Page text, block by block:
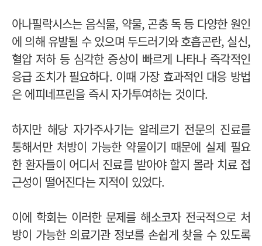
아나필락시스는 음식물, 약물, 곤충 독 등 다양한 원인
에 의해 유발될 수 있으며 두드러기와 호흡곤란, 실신,
혈압 저하 등 심각한 증상이 빠르게 나타나 즉각적인
응급 조치가 필요하다. 이때 가장 효과적인 대응 방법
은 에피네프린을 즉시 자가투여하는 것이다.
하지만 해당 자가주사기는 알레르기 전문의 진료를
통해서만 처방이 가능한 약물이기 때문에 실제 필요
한 환자들이 어디서 진료를 받아야 할지 몰라 치료 접
근성이 떨어진다는 지적이 있었다.
이에 학회는 이러한 문제를 해소코자 전국적으로 처
방이 가능한 의료기관 정보를 손쉽게 찾을 수 있도록